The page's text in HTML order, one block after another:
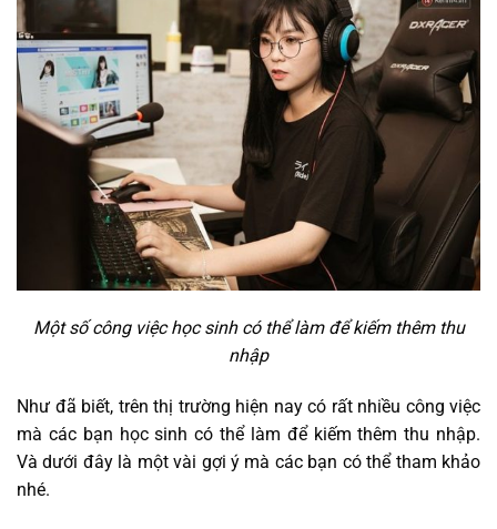
Một số công việc học sinh có thể làm để kiếm thêm thu
nhập
Như đã biết, trên thị trường hiện nay có rất nhiều công việc
mà các bạn học sinh có thể làm để kiếm thêm thu nhập.
Và dưới đây là một vài gợi ý mà các bạn có thể tham khảo
nhé.